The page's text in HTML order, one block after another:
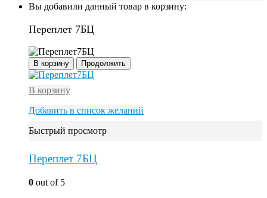
Вы добавили данный товар в корзину:
Переплет 7БЦ
В корзину Продолжить
В корзину
Добавить в список желаний
Быстрый просмотр
Переплет 7БЦ
0 out of 5